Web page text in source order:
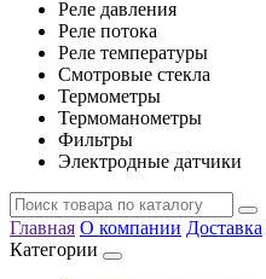
Реле давления
Реле потока
Реле температуры
Смотровые стекла
Термометры
Термоманометры
Фильтры
Электродные датчики
Главная О компании Доставка
Категории